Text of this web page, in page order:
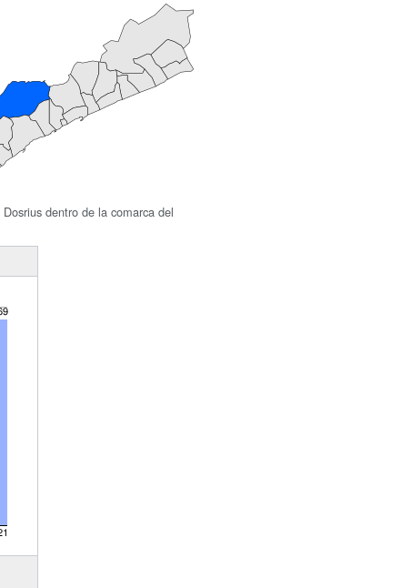
dentro de la comarca del